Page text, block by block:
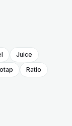
Juice
Ratio